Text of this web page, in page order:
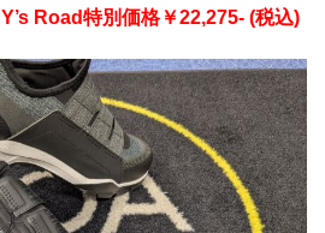
Y’s Road特別価格￥22,275- (税込)